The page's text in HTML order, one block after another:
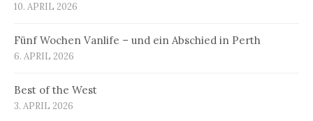
10. APRIL 2026
Fünf Wochen Vanlife – und ein Abschied in Perth
6. APRIL 2026
Best of the West
3. APRIL 2026